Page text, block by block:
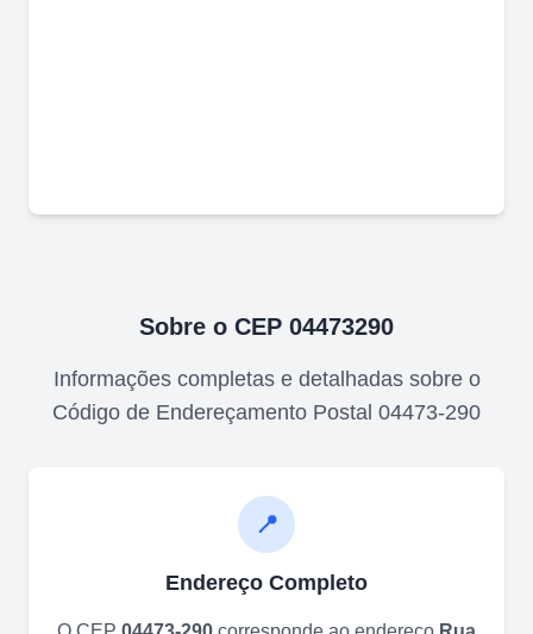
Sobre o CEP 04473290
Informações completas e detalhadas sobre o
Código de Endereçamento Postal 04473-290
📍
Endereço Completo